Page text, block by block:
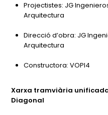
Projectistes: JG
Arquitectura
Direcció d’obra: JG
Arquitectura
Constructora: VOPI4
Xarxa tramviària
Diagonal